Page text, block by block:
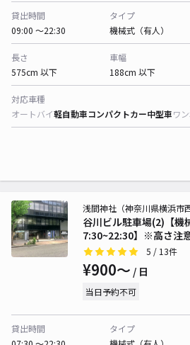
貸出時間
09:00 〜22:30
タイプ
機械式（有人）
長さ
575cm 以下
車幅
188cm 以下
対応車種
オートバイ軽自動車コンパクトカー中型車ワ
谷川ビル駐車場(2)【機
7:30~22:30】※高さ注
浅間神社（神奈川県横浜市
5 / 13件
¥900〜 / 日
当日予約不可
貸出時間
タイプ